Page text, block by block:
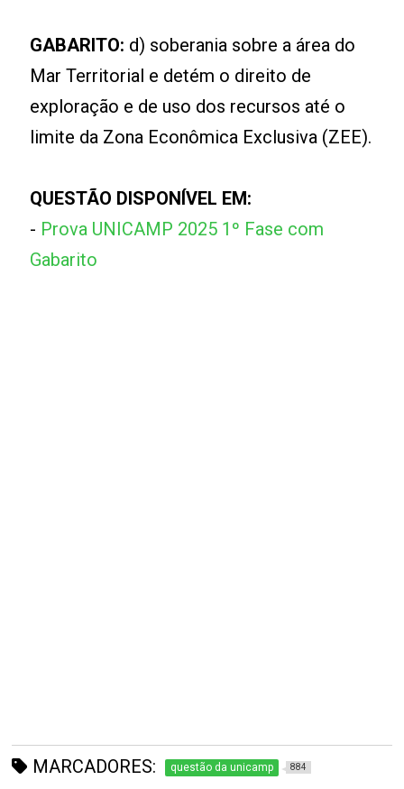
GABARITO: d) soberania sobre a área do
Mar Territorial e detém o direito de
exploração e de uso dos recursos até o
limite da Zona Econômica Exclusiva (ZEE).
QUESTÃO DISPONÍVEL EM:
- Prova UNICAMP 2025 1º Fase com
Gabarito
MARCADORES: questão da unicamp 884